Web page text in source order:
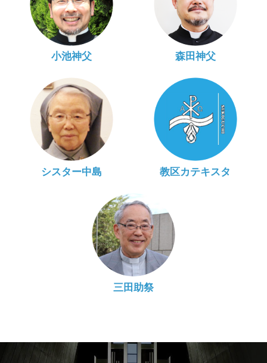
小池神父 森田神父
シスター中島 教区カテキスタ
三田助祭